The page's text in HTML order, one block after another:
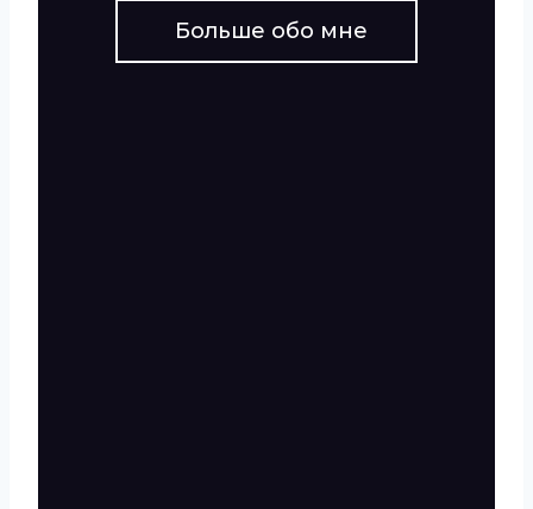
Больше обо мне